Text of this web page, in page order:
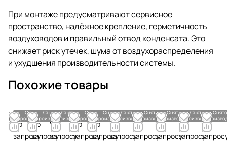
При монтаже предусматривают сервисное
пространство, надёжное крепление, герметичность
воздуховодов и правильный отвод конденсата. Это
снижает риск утечек, шума от воздухораспределения
и ухудшения производительности системы.
Похожие товары
Снято с
производства
По
запросу
Снято с
производства
По
запросу
Снято с
производства
По
запросу
Снято с
производства
По
запросу
Снято с
производства
По
запросу
Снято с
производства
По
запросу
Снято с
производства
По
запросу
Снято с
производства
По
запросу
Снято с
производства
По
запросу
По